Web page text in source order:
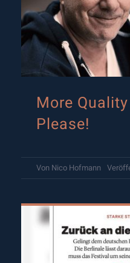
More
Please!
Von Nico Hofmann